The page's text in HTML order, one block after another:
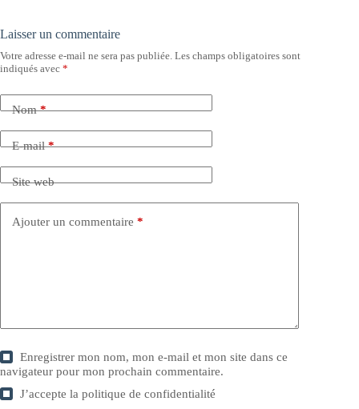
Laisser un commentaire
Votre adresse e-mail ne sera pas publiée. Les champs obligatoires sont
indiqués avec *
Nom*
E-mail*
Site web
Ajouter un commentaire *
Enregistrer mon nom, mon e-mail et mon site dans ce
navigateur pour mon prochain commentaire.
J’accepte lapolitique de confidentialité